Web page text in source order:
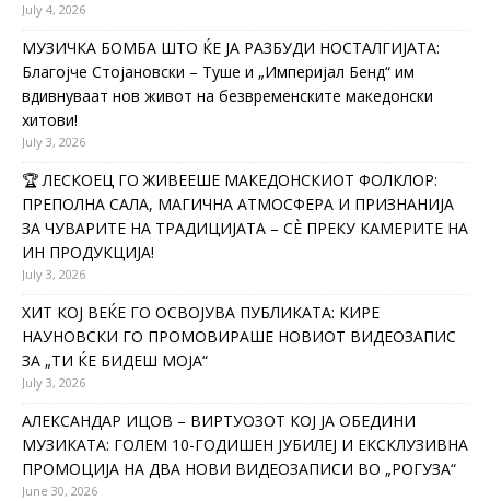
July 4, 2026
МУЗИЧКА БОМБА ШТО ЌЕ ЈА РАЗБУДИ НОСТАЛГИЈАТА:
Благојче Стојановски – Туше и „Империјал Бенд“ им
вдивнуваат нов живот на безвременските македонски
хитови!
July 3, 2026
🏆 ЛЕСКОЕЦ ГО ЖИВЕЕШЕ МАКЕДОНСКИОТ ФОЛКЛОР:
ПРЕПОЛНА САЛА, МАГИЧНА АТМОСФЕРА И ПРИЗНАНИЈА
ЗА ЧУВАРИТЕ НА ТРАДИЦИЈАТА – СÈ ПРЕКУ КАМЕРИТЕ НА
ИН ПРОДУКЦИЈА!
July 3, 2026
ХИТ КОЈ ВЕЌЕ ГО ОСВОЈУВА ПУБЛИКАТА: КИРЕ
НАУНОВСКИ ГО ПРОМОВИРАШЕ НОВИОТ ВИДЕОЗАПИС
ЗА „ТИ ЌЕ БИДЕШ МОЈА“
July 3, 2026
АЛЕКСАНДАР ИЦОВ – ВИРТУОЗОТ КОЈ ЈА ОБЕДИНИ
МУЗИКАТА: ГОЛЕМ 10-ГОДИШЕН ЈУБИЛЕЈ И ЕКСКЛУЗИВНА
ПРОМОЦИЈА НА ДВА НОВИ ВИДЕОЗАПИСИ ВО „РОГУЗА“
June 30, 2026